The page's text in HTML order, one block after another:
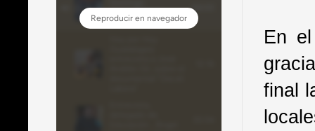
En
final